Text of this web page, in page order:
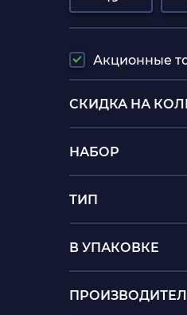
Акционные
СКИДКА НА
НАБОР
ТИП
В УПАКОВКЕ